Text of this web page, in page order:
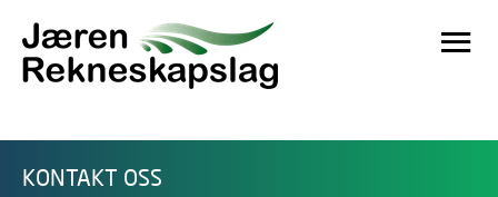
KONTAKT OSS